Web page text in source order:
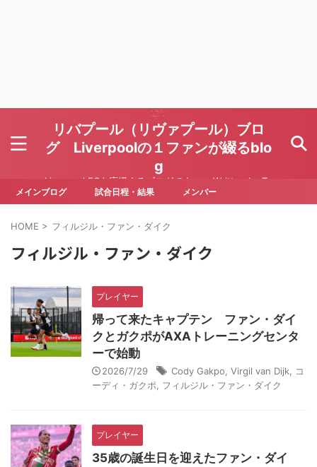
リバプール（リヴァプール）ブロ
グ Liverpoolの１ファンが綴るblo
g
Liverpool FCを応援するブログです Written by To
ru Yoda
メインブログ 試合日程・結果 メンバー
HOME > フィルジル・ファン・ダイク
フィルジル・ファン・ダイク
プレイヤー
帰って来たキャプテン ファン・ダイ
クとガクポがAXAトレーニングセンタ
ーで始動
2026/7/29 Cody Gakpo Virgil van Dijk
コ
ーディ・ガクポ
フィルジル・ファン・ダイク
プレイヤー
35歳の誕生日を迎えたファン・ダイ